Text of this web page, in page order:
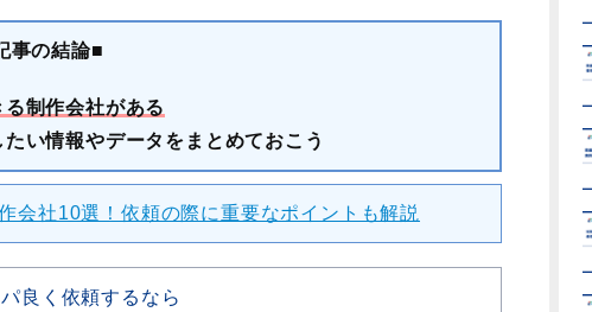
事の結論■
制作会社がある
い情報やデータをまとめておこう
会社10選！依頼の際に重要なポイントも解説
良く依頼するなら